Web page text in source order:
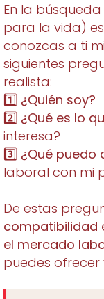
En la
para la vida)
conozcas a ti
siguientes
realista:
1️⃣ ¿Quién soy?
2️⃣ ¿Qué es lo
interesa?
3️⃣ ¿Qué puedo
laboral con mi
De estas
compatibilidad
el mercado
puedes